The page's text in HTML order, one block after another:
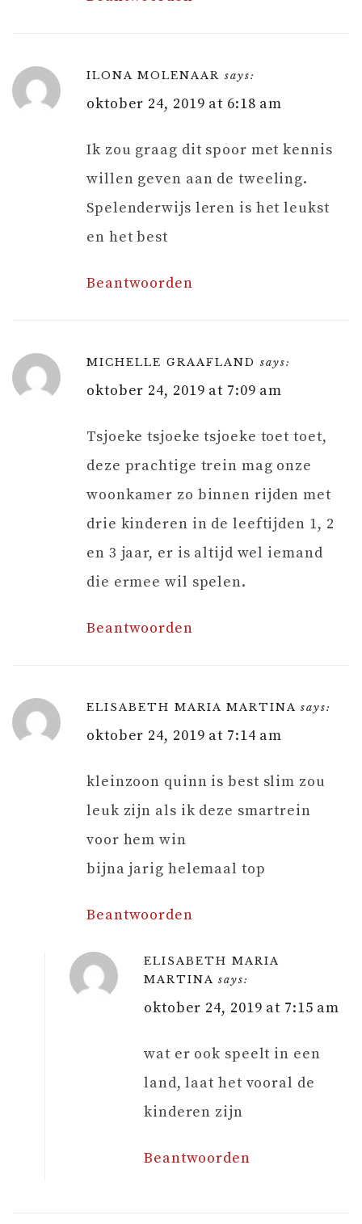
ILONA MOLENAAR says:
oktober 24, 2019 at 6:18 am
Ik zou graag dit spoor met kennis
willen geven aan de tweeling.
Spelenderwijs leren is het leukst
en het best
Beantwoorden
MICHELLE GRAAFLAND says:
oktober 24, 2019 at 7:09 am
Tsjoeke tsjoeke tsjoeke toet toet,
deze prachtige trein mag onze
woonkamer zo binnen rijden met
drie kinderen in de leeftijden 1, 2
en 3 jaar, er is altijd wel iemand
die ermee wil spelen.
Beantwoorden
ELISABETH MARIA MARTINA says:
oktober 24, 2019 at 7:14 am
kleinzoon quinn is best slim zou
leuk zijn als ik deze smartrein
voor hem win
bijna jarig helemaal top
Beantwoorden
ELISABETH MARIA
MARTINA says:
oktober 24, 2019 at 7:15 am
wat er ook speelt in een
land, laat het vooral de
kinderen zijn
Beantwoorden